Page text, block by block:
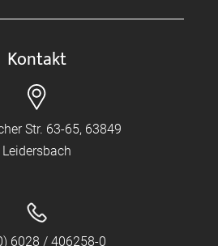
Kontakt
Str. 63-65, 63849
Leidersbach
6028 / 406258-0